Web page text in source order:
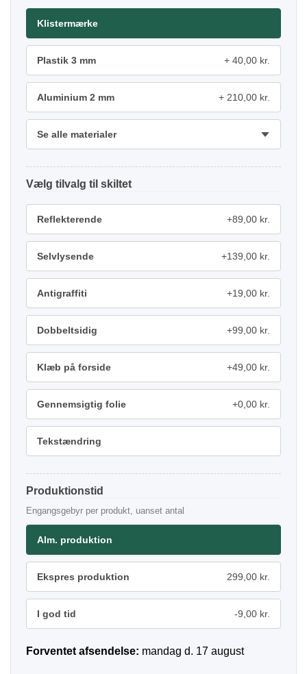
Klistermærke
Plastik 3 mm 40,00 kr.
Aluminium 2 mm 210,00 kr.
Se alle materialer
tilvalg
Reflekterende +89,00 kr.
Selvlysende +139,00 kr.
Antigraffiti +19,00 kr.
Dobbeltsidig +99,00 kr.
Klæb på forside +49,00 kr.
Gennemsigtig folie +0,00 kr.
Tekstændring
Produktionstid
Engangsgebyr per produkt, uanset antal
Alm. produktion
Ekspres produktion 299,00 kr.
I god tid -9,00 kr.
Forventet afsendelse: mandag d. 17 august